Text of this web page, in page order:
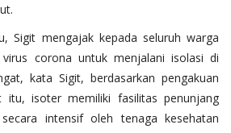
Sigit mengajak kepada seluruh warga
corona untuk menjalani isolasi di
kata Sigit, berdasarkan pengakuan
isoter memiliki fasilitas penunjang
intensif oleh tenaga kesehatan